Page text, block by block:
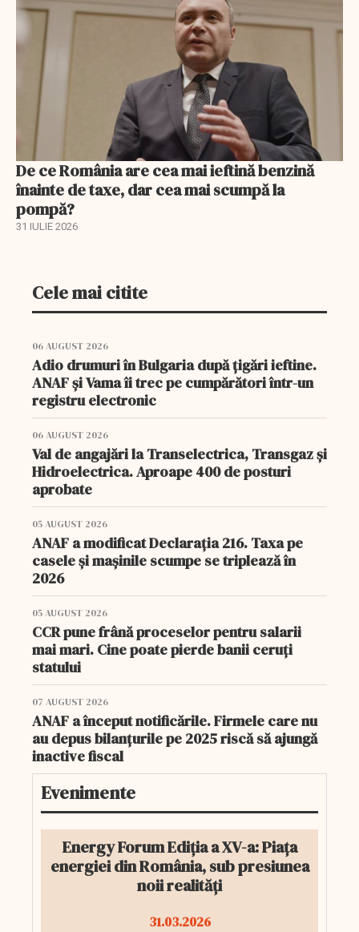
De ce România are cea mai ieftină benzină
înainte de taxe, dar cea mai scumpă la
pompă?
31 IULIE 2026
Cele mai citite
06 AUGUST 2026
Adio drumuri în Bulgaria după țigări ieftine.
ANAF și Vama îi trec pe cumpărători într-un
registru electronic
06 AUGUST 2026
Val de angajări la Transelectrica, Transgaz și
Hidroelectrica. Aproape 400 de posturi
aprobate
05 AUGUST 2026
ANAF a modificat Declarația 216. Taxa pe
casele și mașinile scumpe se triplează în
2026
05 AUGUST 2026
CCR pune frână proceselor pentru salarii
mai mari. Cine poate pierde banii ceruți
statului
07 AUGUST 2026
ANAF a început notificările. Firmele care nu
au depus bilanțurile pe 2025 riscă să ajungă
inactive fiscal
Evenimente
Energy Forum Ediția a XV-a: Piața
energiei din România, sub presiunea
noii realități
31.03.2026